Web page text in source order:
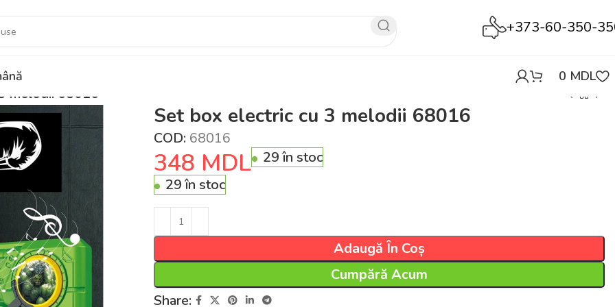
+373-60-350-
0 MDL
melodii 68016
Set box electric cu 3 melodii 68016
COD: 68016
348 MDL
29 în stoc
29 în stoc
Adaugă În Coș
Cumpără Acum
Share: